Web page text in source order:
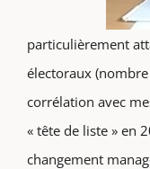
particulièrement
électoraux
corrélation avec
« tête de liste » en
changement